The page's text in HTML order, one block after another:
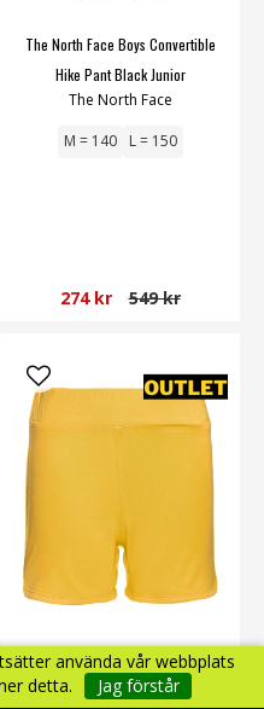
använda vår webbplats
detta.
Jag förstår
The North Face Boys Convertible
Hike Pant Black Junior
The North Face
M = 140 L = 150
274 kr 549 kr
Vimsju Shorts Banana Barn